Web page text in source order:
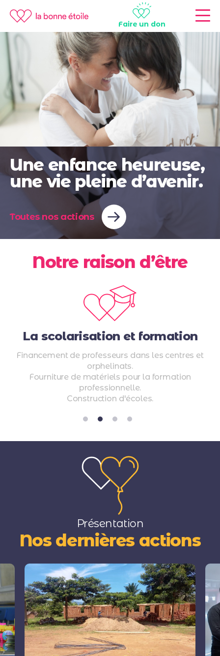
Faire un don
Une enfance heureuse,
une vie pleine d’avenir.
Toutes nos actions
Notre raison d’être
La scolarisation et formation
Financement de professeurs dans les centres et
orphelinats.
Fourniture de matériels pour la formation
professionnelle.
Construction d'écoles.
Présentation
Nos dernières actions